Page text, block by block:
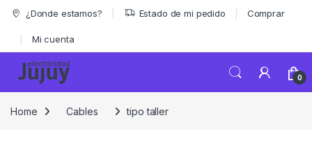
Skip to navigation
Skip to content
¿Donde estamos? Estado de mi pedido Comprar
Mi cuenta
0
Home Cables tipo taller